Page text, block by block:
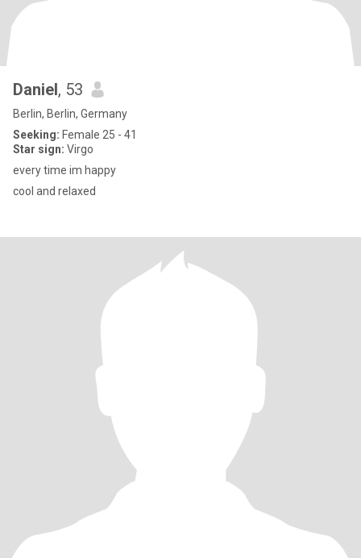
Daniel, 53
Berlin, Berlin, Germany
Seeking: Female 25 - 41
Star sign: Virgo
every time im happy
cool and relaxed